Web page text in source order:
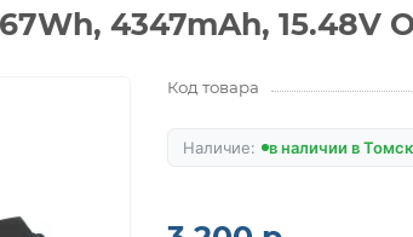
4347mAh, 15.48V
Код товара
в наличии в